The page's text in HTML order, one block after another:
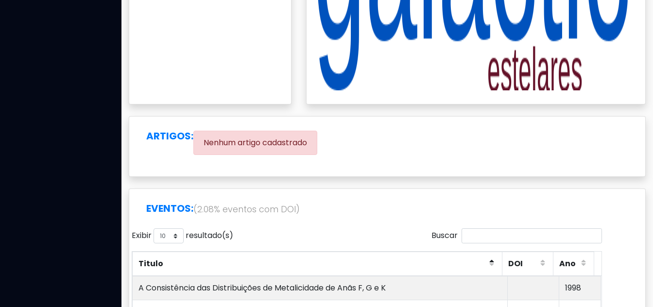
ARTIGOS: Nenhum artigo cadastrado
EVENTOS:(2.08% eventos com DOI)
Exibir resultado(s) Buscar
Titulo DOI
Ano
A Consistência das Distribuições de Metalicidade de Anãs F, G e K 1998